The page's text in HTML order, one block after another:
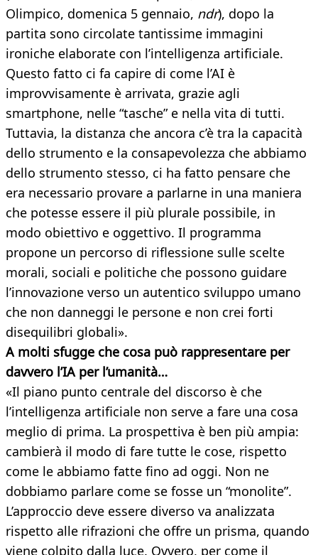
Olimpico, domenica 5 gennaio, ndr), dopo la
partita sono circolate tantissime immagini
ironiche elaborate con l’intelligenza artificiale.
Questo fatto ci fa capire di come l’AI è
improvvisamente è arrivata, grazie agli
smartphone, nelle “tasche” e nella vita di tutti.
Tuttavia, la distanza che ancora c’è tra la capacità
dello strumento e la consapevolezza che abbiamo
dello strumento stesso, ci ha fatto pensare che
era necessario provare a parlarne in una maniera
che potesse essere il più plurale possibile, in
modo obiettivo e oggettivo. Il programma
propone un percorso di riflessione sulle scelte
morali, sociali e politiche che possono guidare
l’innovazione verso un autentico sviluppo umano
che non danneggi le persone e non crei forti
disequilibri globali».
A molti sfugge che cosa può rappresentare per
davvero l’IA per l’umanità…
«Il piano punto centrale del discorso è che
l’intelligenza artificiale non serve a fare una cosa
meglio di prima. La prospettiva è ben più ampia:
cambierà il modo di fare tutte le cose, rispetto
come le abbiamo fatte fino ad oggi. Non ne
dobbiamo parlare come se fosse un “monolite”.
L’approccio deve essere diverso va analizzata
rispetto alle rifrazioni che offre un prisma, quando
viene colpito dalla luce. Ovvero, per come il